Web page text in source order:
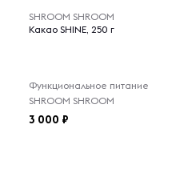
SHROOM SHROOM
Какао SHINE, 250 г
Функциональное питание
SHROOM SHROOM
3 000